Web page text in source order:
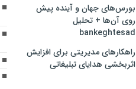
بورس‌های جهان و آینده پیش
روی آن‌ها + تحلیل
bankeghtesad
راهکارهای مدیریتی برای افزایش
اثربخشی هدایای تبلیغاتی